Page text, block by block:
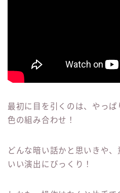
最初に目を引くのは、やっぱ
色の組み合わせ！
どんな暗い話かと思いきや
いい演出にびっくり！